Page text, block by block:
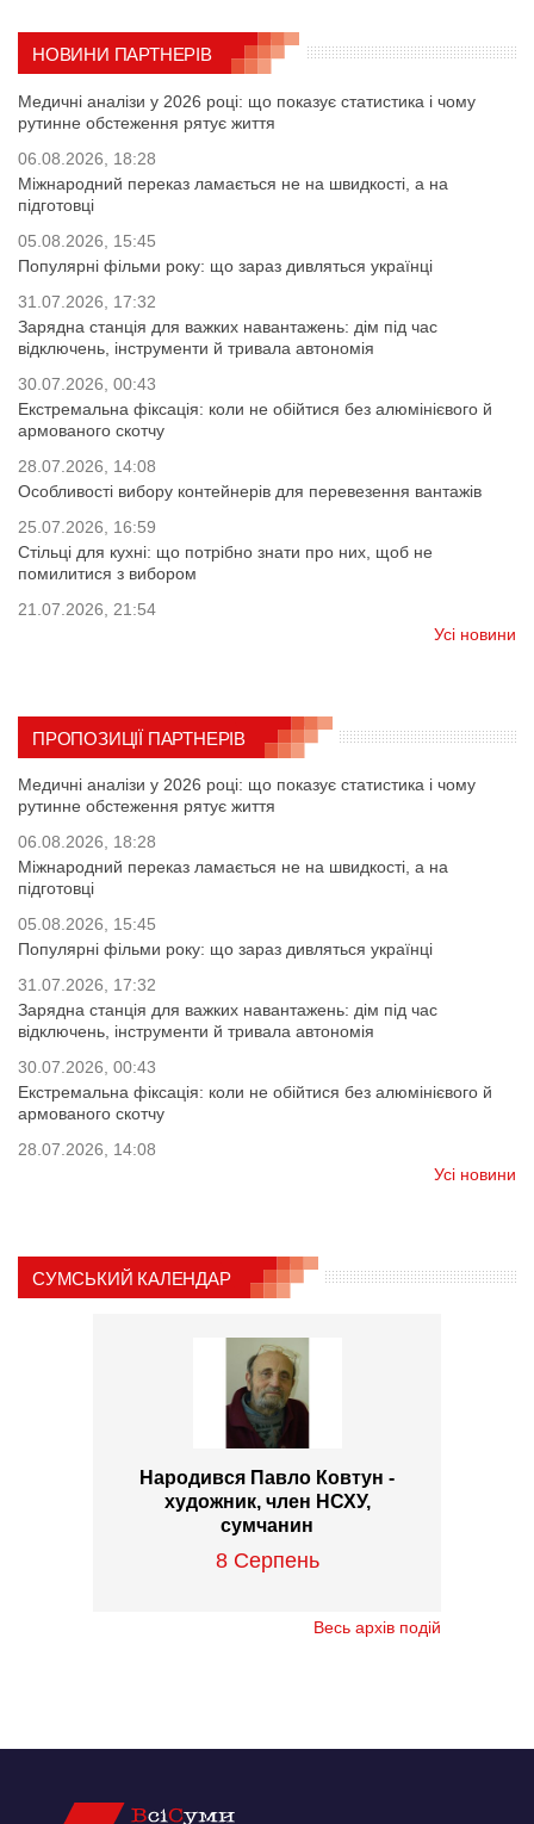
НОВИНИ ПАРТНЕРІВ
Медичні аналізи у 2026 році: що показує статистика і чому
рутинне обстеження рятує життя
06.08.2026, 18:28
Міжнародний переказ ламається не на швидкості, а на
підготовці
05.08.2026, 15:45
Популярні фільми року: що зараз дивляться українці
31.07.2026, 17:32
Зарядна станція для важких навантажень: дім під час
відключень, інструменти й тривала автономія
30.07.2026, 00:43
Екстремальна фіксація: коли не обійтися без алюмінієвого й
армованого скотчу
28.07.2026, 14:08
Особливості вибору контейнерів для перевезення вантажів
25.07.2026, 16:59
Стільці для кухні: що потрібно знати про них, щоб не
помилитися з вибором
21.07.2026, 21:54
Усі новини
ПРОПОЗИЦІЇ ПАРТНЕРІВ
Медичні аналізи у 2026 році: що показує статистика і чому
рутинне обстеження рятує життя
06.08.2026, 18:28
Міжнародний переказ ламається не на швидкості, а на
підготовці
05.08.2026, 15:45
Популярні фільми року: що зараз дивляться українці
31.07.2026, 17:32
Зарядна станція для важких навантажень: дім під час
відключень, інструменти й тривала автономія
30.07.2026, 00:43
Екстремальна фіксація: коли не обійтися без алюмінієвого й
армованого скотчу
28.07.2026, 14:08
Усі новини
СУМСЬКИЙ КАЛЕНДАР
Народився Павло Ковтун -
художник, член НСХУ,
сумчанин
8 Серпень
Весь архів подій